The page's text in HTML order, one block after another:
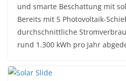
und smarte Beschattung mit
Bereits mit 5 Photovoltaik-
durchschnittliche
rund 1.300 kWh pro Jahr